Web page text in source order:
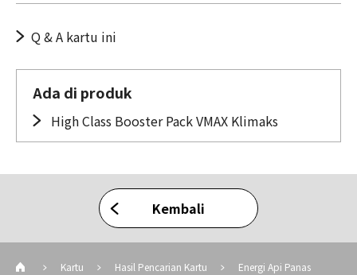
Q & A kartu ini
Ada di produk
High Class Booster Pack VMAX Klimaks
Kembali
Kartu Hasil Pencarian Kartu Energi Api Panas